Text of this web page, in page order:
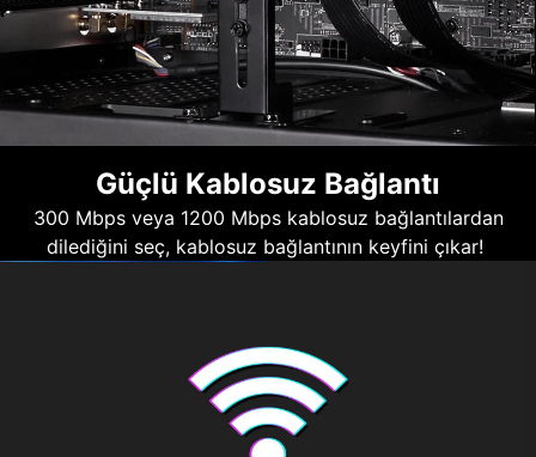
Güçlü Kablosuz Bağlantı
300 Mbps veya 1200 Mbps kablosuz bağlantılardan
dilediğini seç, kablosuz bağlantının keyfini çıkar!